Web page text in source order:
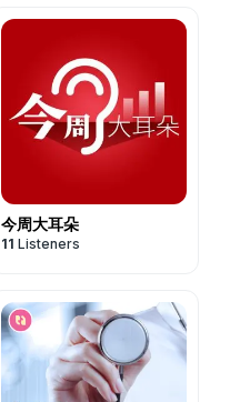
今周大耳朵
11 Listeners